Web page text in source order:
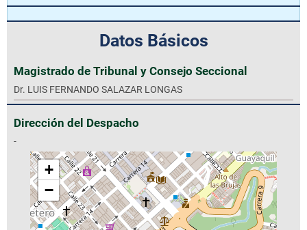
Datos Básicos
Magistrado de Tribunal y Consejo Seccional
Dr. LUIS FERNANDO SALAZAR LONGAS
Dirección del Despacho
-
+
−